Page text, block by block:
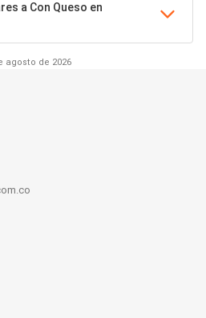
a Con Queso en
agosto de 2026